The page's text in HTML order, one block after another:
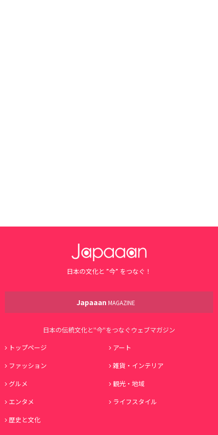
日本の文化と ”今” をつなぐ！
Japaaan MAGAZINE
日本の伝統文化と"今"をつなぐウェブマガジン
トップページ
アート
ファッション
雑貨・インテリア
グルメ
観光・地域
エンタメ
ライフスタイル
歴史と文化